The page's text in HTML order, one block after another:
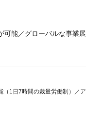
可能／グローバルな事業
1日7時間の裁量労働制）／